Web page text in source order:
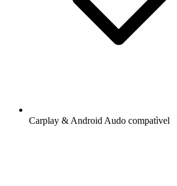
Carplay & Android Audo compatìvel